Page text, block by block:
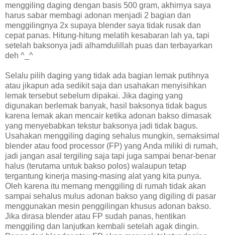
menggiling daging dengan basis 500 gram, akhirnya saya
harus sabar membagi adonan menjadi 2 bagian dan
menggilingnya 2x supaya blender saya tidak rusak dan
cepat panas. Hitung-hitung melatih kesabaran lah ya, tapi
setelah baksonya jadi alhamdulillah puas dan terbayarkan
deh ^_^
Selalu pilih daging yang tidak ada bagian lemak putihnya
atau jikapun ada sedikit saja dan usahakan menyisihkan
lemak tersebut sebelum dipakai. Jika daging yang
digunakan berlemak banyak, hasil baksonya tidak bagus
karena lemak akan mencair ketika adonan bakso dimasak
yang menyebabkan tekstur baksonya jadi tidak bagus.
Usahakan menggiling daging sehalus mungkin, semaksimal
blender atau food processor (FP) yang Anda miliki di rumah,
jadi jangan asal tergiling saja tapi juga sampai benar-benar
halus (terutama untuk bakso polos) walaupun tetap
tergantung kinerja masing-masing alat yang kita punya.
Oleh karena itu memang menggiling di rumah tidak akan
sampai sehalus mulus adonan bakso yang digiling di pasar
menggunakan mesin penggilingan khusus adonan bakso.
Jika dirasa blender atau FP sudah panas, hentikan
menggiling dan lanjutkan kembali setelah agak dingin.